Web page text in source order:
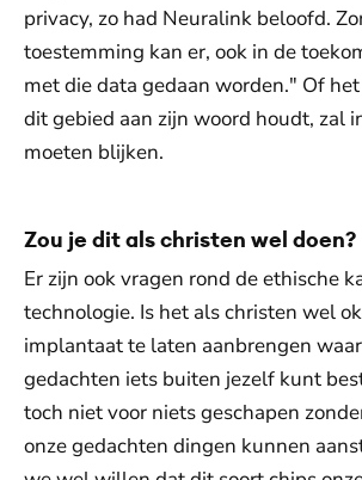
privacy, zo had Neuralink beloofd.
toestemming kan er, ook in de
met die data gedaan worden." Of
dit gebied aan zijn woord houdt, zal
moeten blijken.
Zou je dit als christen wel doen?
Er zijn ook vragen rond de ethische
technologie. Is het als christen wel
implantaat te laten aanbrengen
gedachten iets buiten jezelf kunt
toch niet voor niets geschapen
onze gedachten dingen kunnen